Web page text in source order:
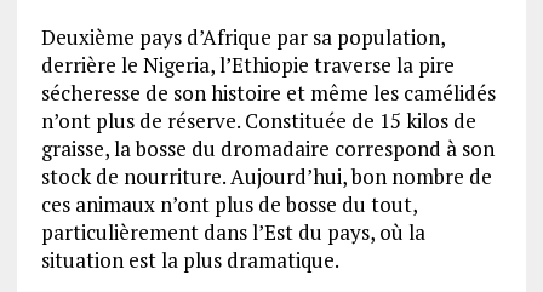
Deuxième pays d’Afrique par sa population,
derrière le Nigeria, l’Ethiopie traverse la pire
sécheresse de son histoire et même les camélidés
n’ont plus de réserve. Constituée de 15 kilos de
graisse, la bosse du dromadaire correspond à son
stock de nourriture. Aujourd’hui, bon nombre de
ces animaux n’ont plus de bosse du tout,
particulièrement dans l’Est du pays, où la
situation est la plus dramatique.